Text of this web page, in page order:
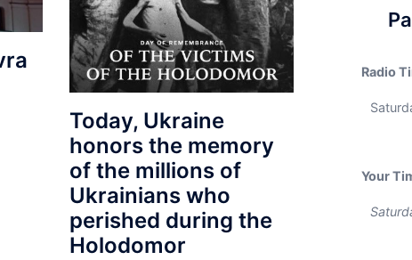
Today, Ukraine
honors the memory
of the millions of
Ukrainians who
perished during the
Holodomor
Radio
Your